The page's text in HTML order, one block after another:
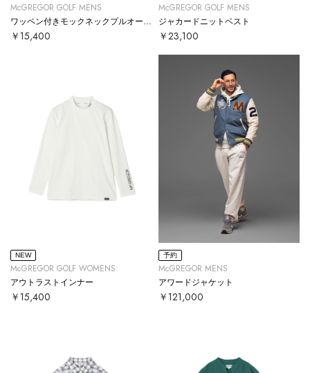
McGREGOR GOLF MENS
￥15,400
McGREGOR GOLF MENS
ジャカードニットベスト
￥23,100
NEW
McGREGOR GOLF WOMENS
アウトラストインナー
￥15,400
予約
McGREGOR MENS
アワードジャケット
￥121,000